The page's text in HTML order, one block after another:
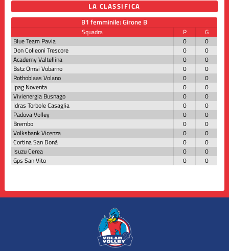
LA CLASSIFICA
B1 femminile: Girone B
Squadra P
G
Blue Team Pavia
0
0
Don Colleoni Trescore
0
0
Academy Valtellina
0
0
Bstz Omsi Vobarno
0
0
Rothoblaas Volano
0
0
Ipag Noventa
0
0
Vivienergia Busnago
0
0
Idras Torbole Casaglia
0
0
Padova Volley
0
0
Brembo
0
0
Volksbank Vicenza
0
0
Cortina San Donà
0
0
Isuzu Cerea
0
0
Gps San Vito
0 0